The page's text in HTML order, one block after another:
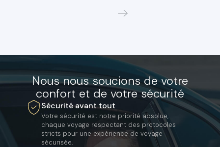
Nous nous soucions de votre
confort et de votre sécurité
Sécurité avant tout
Votre sécurité est notre priorité absolue,
chaque voyage respectant des protocoles
stricts pour une expérience de voyage
sécurisée.